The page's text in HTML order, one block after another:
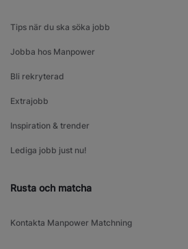
Tips när du ska söka jobb
Jobba hos Manpower
Bli rekryterad
Extrajobb
Inspiration & trender
Lediga jobb just nu!
Rusta och matcha
Kontakta Manpower Matchning